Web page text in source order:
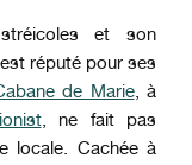
et son
réputé pour ses
de Marie, à
, ne fait pas
locale. Cachée à